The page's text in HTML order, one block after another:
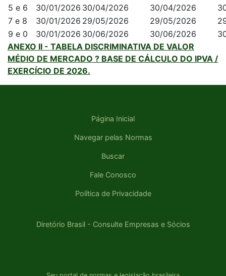
5 e 6
30/01/2026 30/04/2026 30/04/2026
7 e 8
30/01/2026 29/05/2026 29/05/2026
9 e 0
30/01/2026 30/06/2026 30/06/2026
ANEXO II - TABELA DISCRIMINATIVA DE VALOR
MÉDIO DE MERCADO ? BASE DE CÁLCULO DO IPVA /
EXERCÍCIO DE 2026.
Página Inicial
Navegar pelas Normas
Buscar
Fale Conosco
Política de Privacidade
Diretório Brasil - Consulte Empresas e Sócios